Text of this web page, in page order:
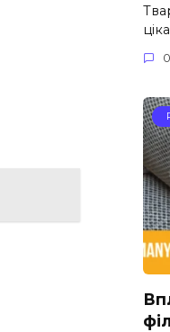
0